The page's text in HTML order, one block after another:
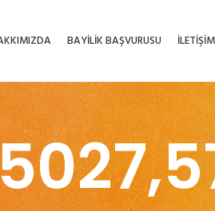
BAYİLİK BAŞVURUSU İLETİŞİM